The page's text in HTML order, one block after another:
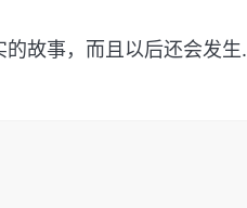
的故事，而且以后还会发